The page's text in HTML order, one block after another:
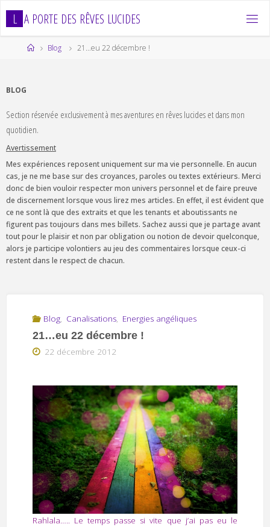
L A PORTE DES RÊVES LUCIDES
HomeBlog 21…eu 22 décembre !
BLOG
Section réservée exclusivement à mes aventures en rêves lucides et dans mon
quotidien.
Avertissement
Mes expériences reposent uniquement sur ma vie personnelle. En aucun
cas, je ne me base sur des croyances, paroles ou textes extérieurs. Merci
donc de bien vouloir respecter mon univers personnel et de faire preuve
de discernement lorsque vous lirez mes articles. En effet, il est évident que
ce ne sont là que des extraits et que les tenants et aboutissants ne
figurent pas toujours dans mes billets. Sachez aussi que je partage avant
tout pour le plaisir et non par obligation ou notion de devoir quelconque,
alors je participe volontiers au jeu des commentaires lorsque ceux-ci
restent dans le respect de chacun.
Blog, Canalisations, Energies angéliques
21…eu 22 décembre !
22 décembre 2012
Rahlala….. Le temps passe si vite que j’ai pas eu le